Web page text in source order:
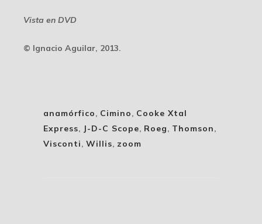
Vista en DVD
© Ignacio Aguilar, 2013.
anamórfico, Cimino, Cooke Xtal
Express, J-D-C Scope, Roeg, Thomson,
Visconti, Willis, zoom